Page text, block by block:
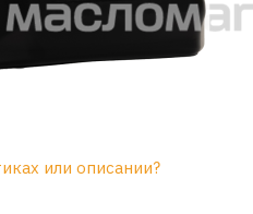
или описании?